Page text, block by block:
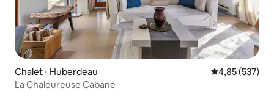
Chalet ⋅ Huberdeau Évaluation
4,85 (537)
La Chaleureuse Cabane